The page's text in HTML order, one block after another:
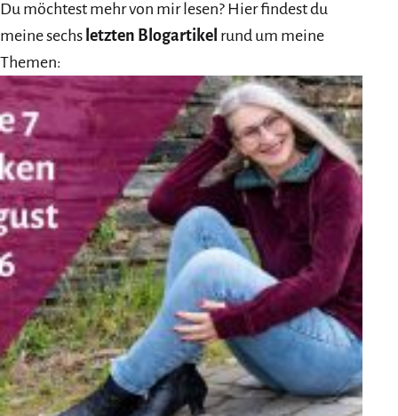
Du möchtest mehr von mir lesen? Hier findest du
meine sechs letzten Blogartikel rund um meine
Themen: